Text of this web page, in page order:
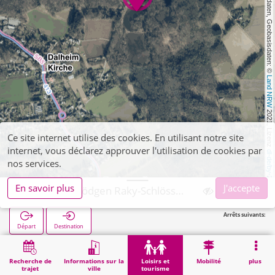
, Kartendaten, Geobasisdaten: ©
Land NRW
2021, Lizenz
dl-de/by-2-0
Recherche de
trajet
Informations sur la
ville
Loisirs et
tourisme
Mobilité plus
Départ Destination
Arrêts suivants:
Démarrage Loisirs et tourisme Loisirs de proximité Wegberg, Rödgen Raky-Schlösschen
Ce site internet utilise des cookies. En utilisant notre site
internet, vous déclarez approuver l'utilisation de cookies par
nos services.
En savoir plus
J'accepte